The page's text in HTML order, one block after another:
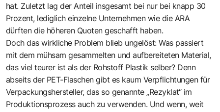
hat. Zuletzt lag der Anteil insgesamt bei nur bei knapp 30
Prozent, lediglich einzelne Unternehmen wie die ARA
dürften die höheren Quoten geschafft haben.
Doch das wirkliche Problem blieb ungelöst: Was passiert
mit dem mühsam gesammelten und aufbereiteten Material,
das viel teurer ist als der Rohstoff Plastik selber? Denn
abseits der PET-Flaschen gibt es kaum Verpflichtungen für
Verpackungshersteller, das so genannte „Rezyklat“ im
Produktionsprozess auch zu verwenden. Und wenn, weit